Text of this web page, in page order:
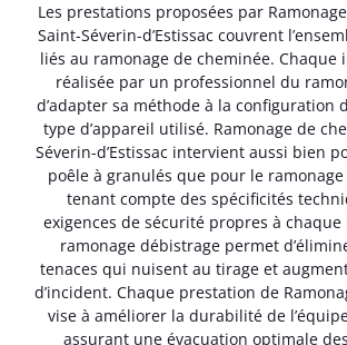
Les prestations proposées par
Saint-Séverin-d’Estissac couvrent
liés au ramonage de cheminée. Chaque
réalisée par un professionnel du
d’adapter sa méthode à la configuration
type d’appareil utilisé. Ramonage de
Séverin-d’Estissac intervient aussi bien
poêle à granulés que pour le
tenant compte des spécificités
exigences de sécurité propres à
ramonage débistrage permet
tenaces qui nuisent au tirage et
d’incident. Chaque prestation de
vise à améliorer la durabilité de
assurant une évacuation optimale